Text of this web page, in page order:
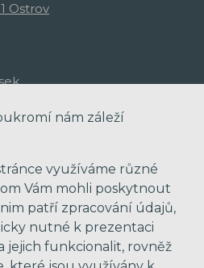
Ostrov
nám záleží
využíváme různé
Vám mohli poskytnout
patří zpracování údajů,
nutné k prezentaci
jejich funkcionalit, rovněž